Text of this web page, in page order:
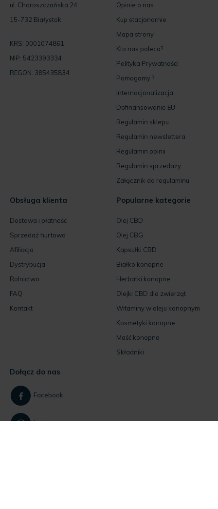
ul. Choroszczańska 24
15-732 Białystok
KRS: 0001074861
NIP: 5423393334
REGON: 385435834
Opinie o nas
Kup stacjonarnie
Mapa strony
Kto nas poleca?
Polityka Prywatności
Pomagamy ?
Internacjonalizacja
Dofinansowanie EU
Regulamin sklepu
Regulamin newslettera
Regulamin opinii
Regulamin sprzedaży
Załącznik do regulaminu
Obsługa klienta
Dostawa i płatność
Sprzedaż hurtowa
Afiliacja
Dystrybucja
Rolnictwo
FAQ
Kontakt
Popularne kategorie
Olej CBD
Olej CBG
Kapsułki CBD
Białko konopne
Herbatki konopne
Olejki CBD dla zwierząt
Witaminy w oleju konopnym
Kosmetyki konopne
Maść konopna
Składniki
Dołącz do nas
Facebook
Instagram